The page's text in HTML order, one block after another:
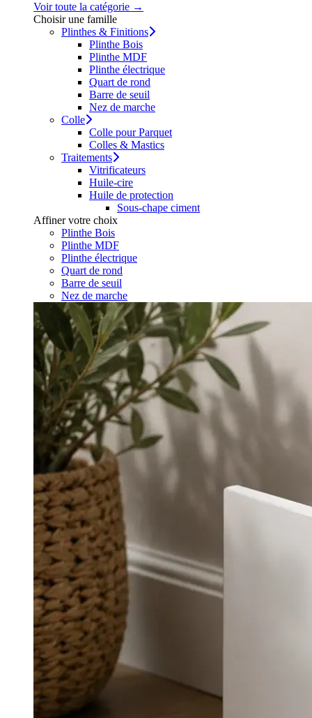
Voir toute la catégorie →
Choisir une famille
Plinthes & Finitions
Plinthe Bois
Plinthe MDF
Plinthe électrique
Quart de rond
Barre de seuil
Nez de marche
Colle
Colle pour Parquet
Colles & Mastics
Traitements
Vitrificateurs
Huile-cire
Huile de protection
Sous-chape ciment
Affiner votre choix
Plinthe Bois
Plinthe MDF
Plinthe électrique
Quart de rond
Barre de seuil
Nez de marche